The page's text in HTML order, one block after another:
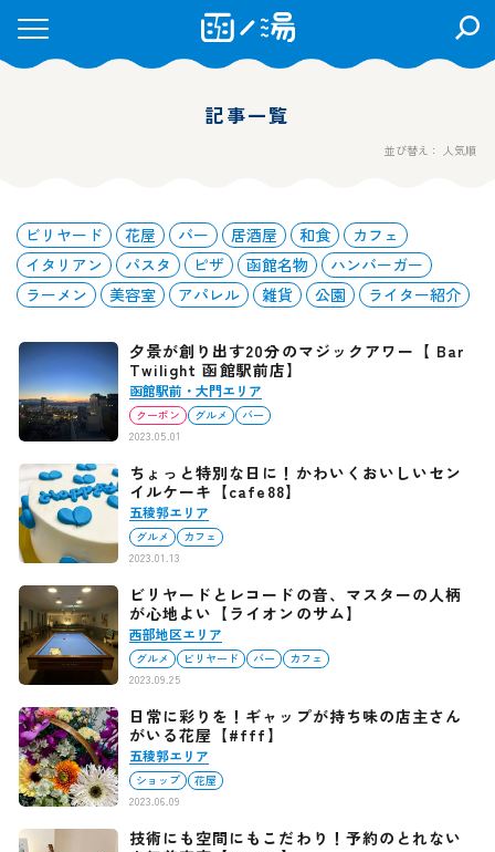
検
記事一覧
並び替え： 人気順
ビリヤード 花屋 バー 居酒屋 和食
カフェ
イタリアン
パスタ ピザ 函館名物
ハンバーガー
ラーメン
美容室 アパレル 雑貨 公園 ライター紹介
夕景が創り出す20分のマジックアワー【 Bar
Twilight 函館駅前店】
函館駅前・大門エリア
クーポン グルメ
バー
2023.05.01
ちょっと特別な日に！かわいくおいしいセン
イルケーキ【cafe88】
五稜郭エリア
グルメ
カフェ
2023.01.13
ビリヤードとレコードの音、マスターの人柄
が心地よい【ライオンのサム】
西部地区エリア
グルメ ビリヤード バー
カフェ
2023.09.25
日常に彩りを！ギャップが持ち味の店主さん
がいる花屋【#fff】
五稜郭エリア
ショップ
花屋
2023.06.09
技術にも空間にもこだわり！予約のとれない